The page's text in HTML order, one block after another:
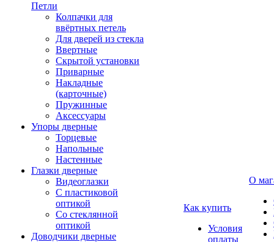
Петли
Колпачки для
ввёртных петель
Для дверей из стекла
Ввертные
Скрытой установки
Приварные
Накладные
(карточные)
Пружинные
Аксессуары
Упоры дверные
Торцевые
Напольные
Настенные
Глазки дверные
Видеоглазки
С пластиковой
оптикой
Со стеклянной
оптикой
Доводчики дверные
Как купить
Условия
оплаты
О